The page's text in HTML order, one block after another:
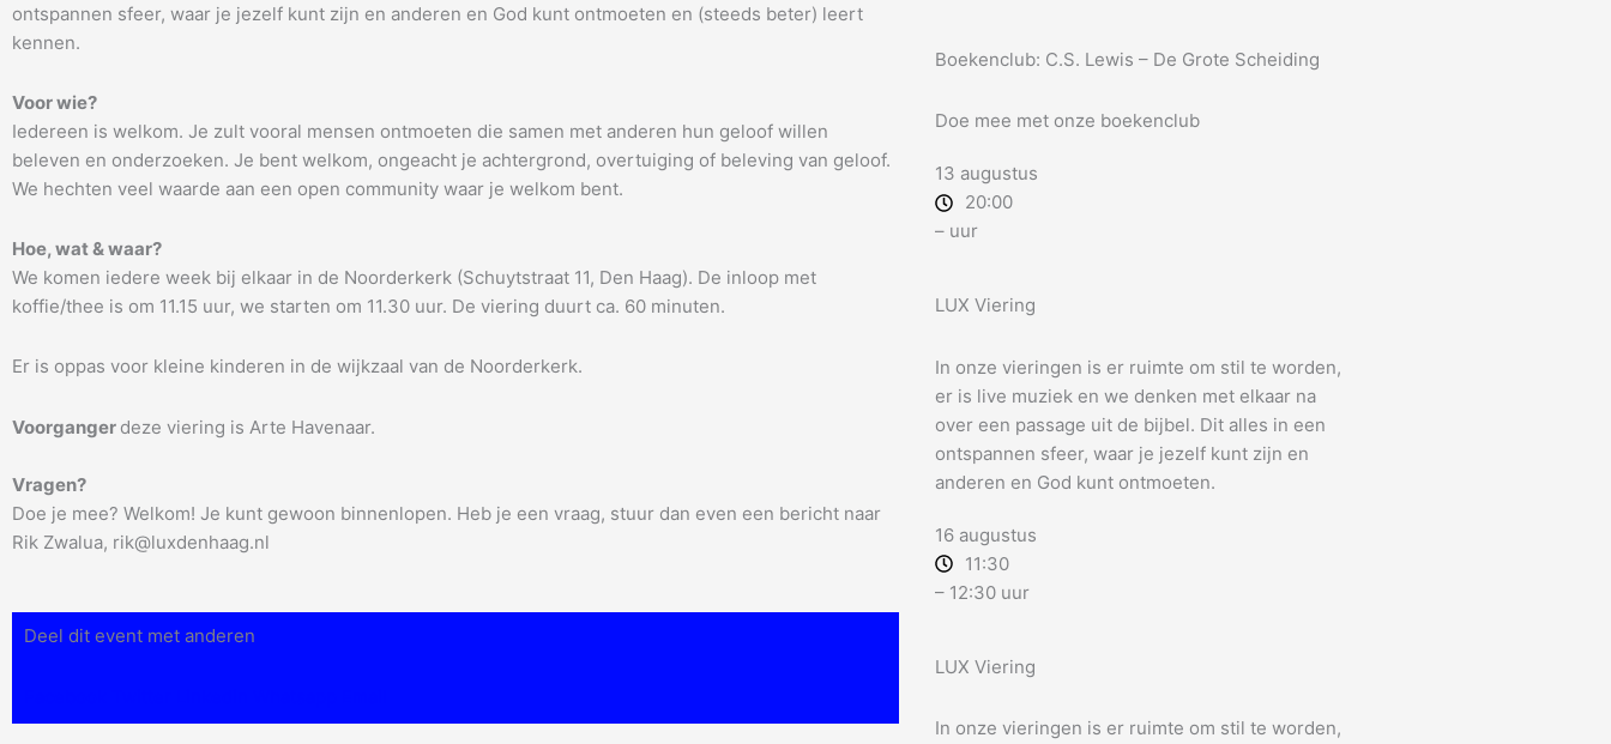
ontspannen sfeer, waar je jezelf kunt zijn en anderen en God kunt ontmoeten en (steeds beter) leert
kennen.
Voor wie?
Iedereen is welkom. Je zult vooral mensen ontmoeten die samen met anderen hun geloof willen
beleven en onderzoeken. Je bent welkom, ongeacht je achtergrond, overtuiging of beleving van geloof.
We hechten veel waarde aan een open community waar je welkom bent.
Hoe, wat & waar?
We komen iedere week bij elkaar in de Noorderkerk (Schuytstraat 11, Den Haag). De inloop met
koffie/thee is om 11.15 uur, we starten om 11.30 uur. De viering duurt ca. 60 minuten.
Er is oppas voor kleine kinderen in de wijkzaal van de Noorderkerk.
Voorganger deze viering is Arte Havenaar.
Vragen?
Doe je mee? Welkom! Je kunt gewoon binnenlopen. Heb je een vraag, stuur dan even een bericht naar
Rik Zwalua, rik@luxdenhaag.nl
Deel dit event met anderen
Boekenclub: C.S. Lewis – De Grote Scheiding
Doe mee met onze boekenclub
13 augustus
20:00
– uur
LUX Viering
In onze vieringen is er ruimte om stil te worden,
er is live muziek en we denken met elkaar na
over een passage uit de bijbel. Dit alles in een
ontspannen sfeer, waar je jezelf kunt zijn en
anderen en God kunt ontmoeten.
16 augustus
11:30
– 12:30 uur
LUX Viering
In onze vieringen is er ruimte om stil te worden,